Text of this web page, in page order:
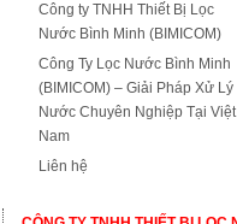
Công ty TNHH Thiết Bị Lọc
Nước Bình Minh (BIMICOM)
Công Ty Lọc Nước Bình Minh
(BIMICOM) – Giải Pháp Xử Lý
Nước Chuyên Nghiệp Tại Việt
Nam
Liên hệ